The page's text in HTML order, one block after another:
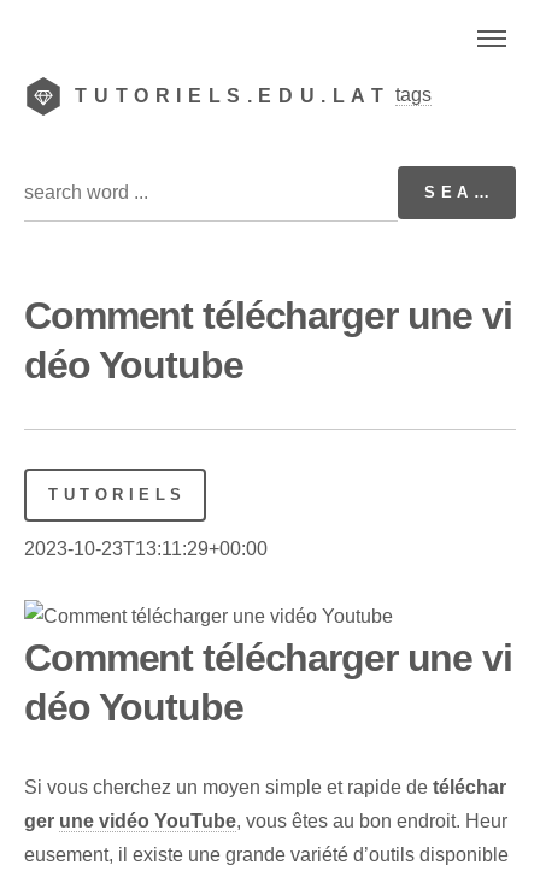
TUTORIELS.EDU.LAT tags
Comment télécharger une vi
déo Youtube
TUTORIELS
2023-10-23T13:11:29+00:00
Comment télécharger une vi
déo Youtube
Si vous cherchez un moyen simple et rapide de téléchar
ger une vidéo YouTube, vous êtes au bon endroit. Heur
eusement, il existe une grande variété d’outils disponible